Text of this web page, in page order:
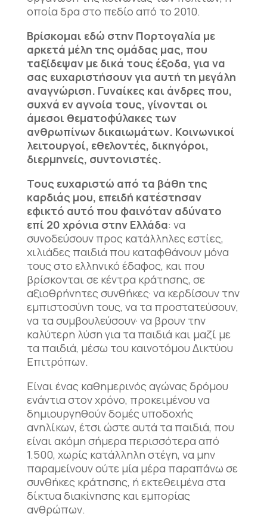
οποία δρα στο πεδίο από το 2010.
Βρίσκομαι εδώ στην Πορτογαλία με
αρκετά μέλη της ομάδας μας, που
ταξίδεψαν με δικά τους έξοδα, για να
σας ευχαριστήσουν για αυτή τη μεγάλη
αναγνώριση. Γυναίκες και άνδρες που,
συχνά εν αγνοία τους, γίνονται οι
άμεσοι θεματοφύλακες των
ανθρωπίνων δικαιωμάτων. Κοινωνικοί
λειτουργοί, εθελοντές, δικηγόροι,
διερμηνείς, συντονιστές.
Τους ευχαριστώ από τα βάθη της
καρδιάς μου, επειδή κατέστησαν
εφικτό αυτό που φαινόταν αδύνατο
επί 20 χρόνια στην Ελλάδα: να
συνοδεύσουν προς κατάλληλες εστίες,
χιλιάδες παιδιά που καταφθάνουν μόνα
τους στο ελληνικό έδαφος, και που
βρίσκονται σε κέντρα κράτησης, σε
αξιοθρήνητες συνθήκες· να κερδίσουν την
εμπιστοσύνη τους, να τα προστατεύσουν,
να τα συμβουλεύσουν· να βρουν την
καλύτερη λύση για τα παιδιά και μαζί με
τα παιδιά, μέσω του καινοτόμου Δικτύου
Επιτρόπων.
Είναι ένας καθημερινός αγώνας δρόμου
ενάντια στον χρόνο, προκειμένου να
δημιουργηθούν δομές υποδοχής
ανηλίκων, έτσι ώστε αυτά τα παιδιά, που
είναι ακόμη σήμερα περισσότερα από
1.500, χωρίς κατάλληλη στέγη, να μην
παραμείνουν ούτε μία μέρα παραπάνω σε
συνθήκες κράτησης, ή εκτεθειμένα στα
δίκτυα διακίνησης και εμπορίας
ανθρώπων.